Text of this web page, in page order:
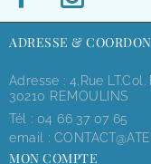
ADRESSE &
Adresse : 4,rue LT.Col.
30210 REMOULINS
Tél : 04 66 37 07 65
email :
MON COMPTE